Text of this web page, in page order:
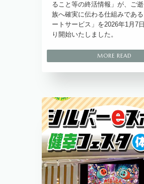
ること等の終活情報」が、ご
族へ確実に伝わる仕組みであ
ートサービス」を2026年1月7
り開始いたしました。